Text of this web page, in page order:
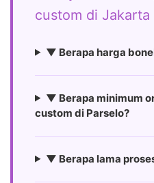
custom di
▼ Berapa harga
▼ Berapa minimum
custom di Parselo?
▼ Berapa lama